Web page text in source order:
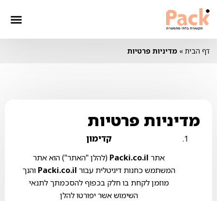
דף הבית » מדיניות פרטיות
מדיניות פרטיות
קדימון
אתר Packi.co.il (להלן "האתר") הוא אתר
המשתמש כחנות דיגיטלית עבור Packi.co.il והנך
מוזמן לקחת בו חלק בכפוף להסכמתך לתנאי
השימוש אשר יפורטו להלן